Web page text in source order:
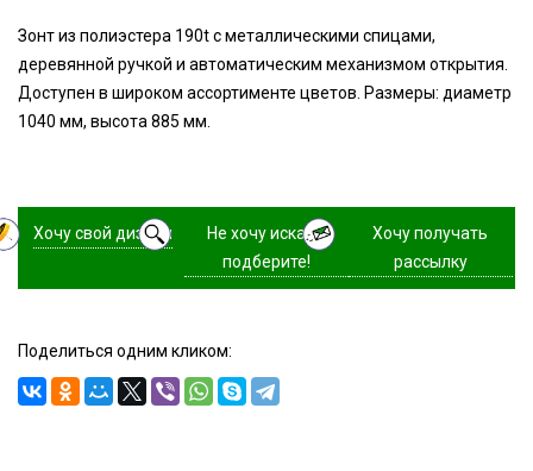
Зонт из полиэстера 190t с металлическими спицами,
деревянной ручкой и автоматическим механизмом открытия.
Доступен в широком ассортименте цветов. Размеры: диаметр
1040 мм, высота 885 мм.
Хочу свой дизайн
Не хочу искать,
подберите!
Хочу получать
рассылку
Поделиться одним кликом: